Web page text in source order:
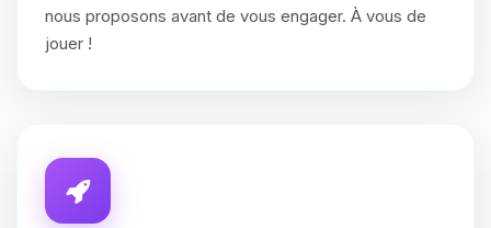
nous proposons avant de vous engager. À vous de
jouer !